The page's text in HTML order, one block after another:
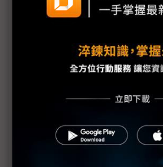
二代Vision Pro或搭M5處理器
Meta與史丹佛打造3mm全像顯
智慧眼鏡出貨倍增 Meta仍為主